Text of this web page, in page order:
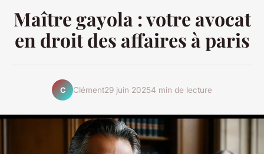
Maître gayola : votre avocat
en droit des affaires à paris
C Clément29 juin 20254 min de lecture